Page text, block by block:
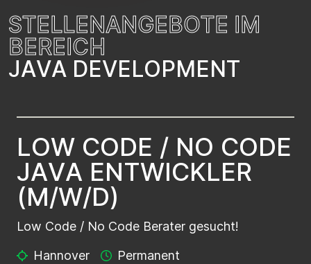
STELLENANGEBOTE IM
BEREICH
JAVA DEVELOPMENT
Hannover Permanent
LOW CODE / NO CODE
JAVA ENTWICKLER
(M/W/D)
Low Code / No Code Berater gesucht!